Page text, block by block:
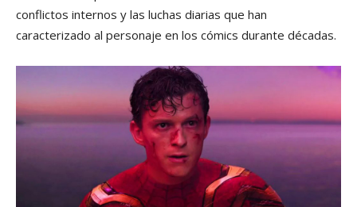
conflictos internos y las luchas diarias que han
caracterizado al personaje en los cómics durante décadas.